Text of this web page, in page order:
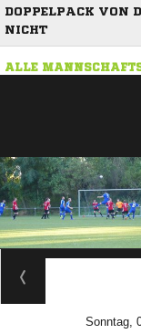
DOPPELPACK VON
NICHT
ALLE
Sonntag,